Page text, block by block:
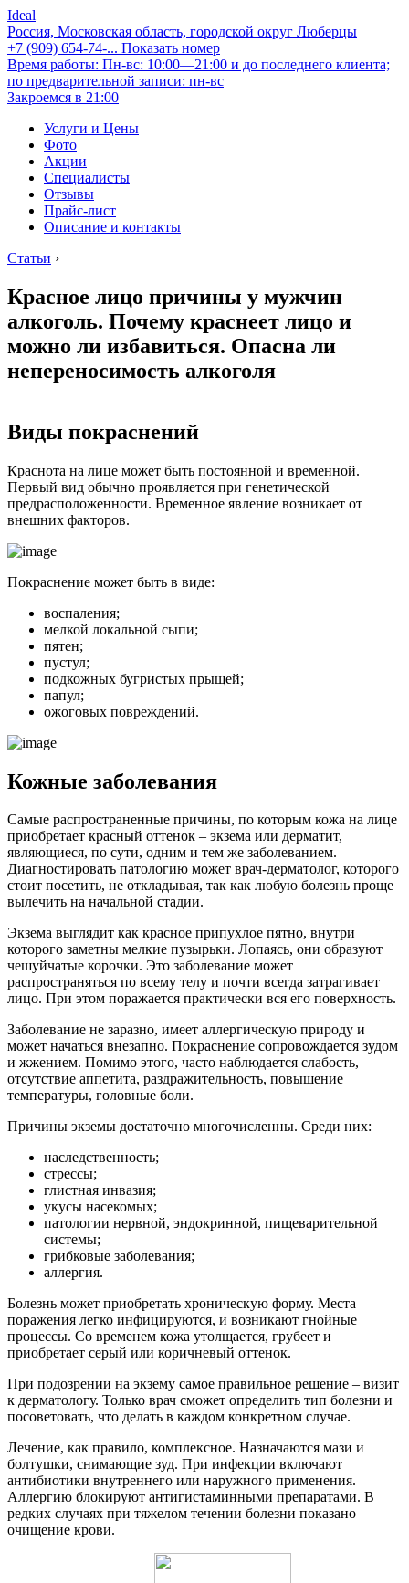
Ideal
Россия, Московская область, городской округ Люберцы
+7 (909) 654-74-... Показать номер
Время работы: Пн-вс: 10:00—21:00 и до последнего клиента;
по предварительной записи: пн-вс
Закроемся в 21:00
Услуги и Цены
Фото
Акции
Специалисты
Отзывы
Прайс-лист
Описание и контакты
Статьи ›
Красное лицо причины у мужчин
алкоголь. Почему краснеет лицо и
можно ли избавиться. Опасна ли
непереносимость алкоголя
Виды покраснений
Краснота на лице может быть постоянной и временной.
Первый вид обычно проявляется при генетической
предрасположенности. Временное явление возникает от
внешних факторов.
Покраснение может быть в виде:
воспаления;
мелкой локальной сыпи;
пятен;
пустул;
подкожных бугристых прыщей;
папул;
ожоговых повреждений.
Кожные заболевания
Самые распространенные причины, по которым кожа на лице
приобретает красный оттенок – экзема или дерматит,
являющиеся, по сути, одним и тем же заболеванием.
Диагностировать патологию может врач-дерматолог, которого
стоит посетить, не откладывая, так как любую болезнь проще
вылечить на начальной стадии.
Экзема выглядит как красное припухлое пятно, внутри
которого заметны мелкие пузырьки. Лопаясь, они образуют
чешуйчатые корочки. Это заболевание может
распространяться по всему телу и почти всегда затрагивает
лицо. При этом поражается практически вся его поверхность.
Заболевание не заразно, имеет аллергическую природу и
может начаться внезапно. Покраснение сопровождается зудом
и жжением. Помимо этого, часто наблюдается слабость,
отсутствие аппетита, раздражительность, повышение
температуры, головные боли.
Причины экземы достаточно многочисленны. Среди них:
наследственность;
стрессы;
глистная инвазия;
укусы насекомых;
патологии нервной, эндокринной, пищеварительной
системы;
грибковые заболевания;
аллергия.
Болезнь может приобретать хроническую форму. Места
поражения легко инфицируются, и возникают гнойные
процессы. Со временем кожа утолщается, грубеет и
приобретает серый или коричневый оттенок.
При подозрении на экзему самое правильное решение – визит
к дерматологу. Только врач сможет определить тип болезни и
посоветовать, что делать в каждом конкретном случае.
Лечение, как правило, комплексное. Назначаются мази и
болтушки, снимающие зуд. При инфекции включают
антибиотики внутреннего или наружного применения.
Аллергию блокируют антигистаминными препаратами. В
редких случаях при тяжелом течении болезни показано
очищение крови.